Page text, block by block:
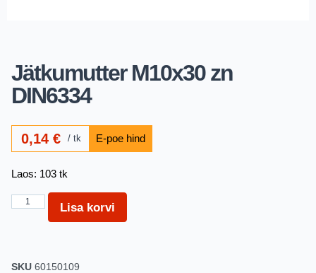
Jätkumutter M10x30 zn
DIN6334
0,14€ tk
Laos: 103 tk
Lisa korvi
SKU 60150109